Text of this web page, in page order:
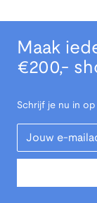
Maak
€200,-
Schrijf je nu in
Your Email